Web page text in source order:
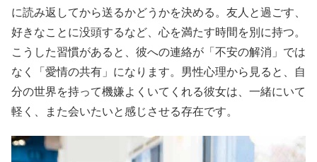
に読み返してから送るかどうかを決める。友人と過ごす、
好きなことに没頭するなど、心を満たす時間を別に持つ。
こうした習慣があると、彼への連絡が「不安の解消」では
なく「愛情の共有」になります。男性心理から見ると、自
分の世界を持って機嫌よくいてくれる彼女は、一緒にいて
軽く、また会いたいと感じさせる存在です。